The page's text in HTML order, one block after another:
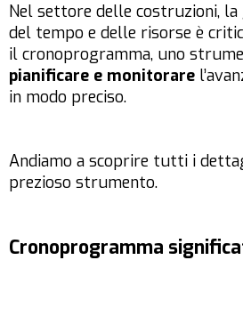
Nel settore delle costruzioni, la
del tempo e delle risorse è
il cronoprogramma, uno
pianificare e monitorare
in modo preciso.
Andiamo a scoprire tutti i
prezioso strumento.
Cronoprogramma